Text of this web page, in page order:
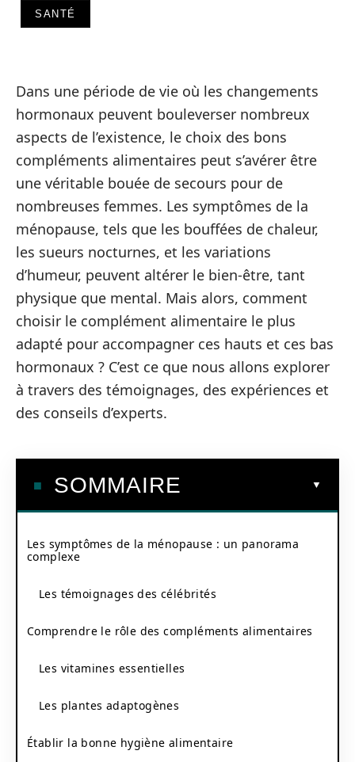
SANTÉ
Dans une période de vie où les changements
hormonaux peuvent bouleverser nombreux
aspects de l’existence, le choix des bons
compléments alimentaires peut s’avérer être
une véritable bouée de secours pour de
nombreuses femmes. Les symptômes de la
ménopause, tels que les bouffées de chaleur,
les sueurs nocturnes, et les variations
d’humeur, peuvent altérer le bien-être, tant
physique que mental. Mais alors, comment
choisir le complément alimentaire le plus
adapté pour accompagner ces hauts et ces bas
hormonaux ? C’est ce que nous allons explorer
à travers des témoignages, des expériences et
des conseils d’experts.
SOMMAIRE
Les symptômes de la ménopause : un panorama
complexe
Les témoignages des célébrités
Comprendre le rôle des compléments alimentaires
Les vitamines essentielles
Les plantes adaptogènes
Établir la bonne hygiène alimentaire